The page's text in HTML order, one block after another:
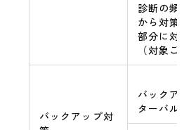
診断の頻
から対策
部分に対
（対象ご
バックアップ対
バックア
ターバル